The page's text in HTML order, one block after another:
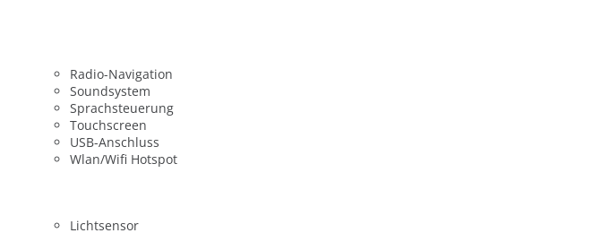
Radio-Navigation
Soundsystem
Sprachsteuerung
Touchscreen
USB-Anschluss
Wlan/Wifi Hotspot
Lichtsensor